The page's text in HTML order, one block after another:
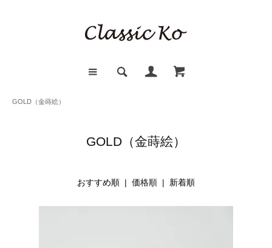
GOLD（金蒔絵）
GOLD（金蒔絵）
おすすめ順 | 価格順 | 新着順